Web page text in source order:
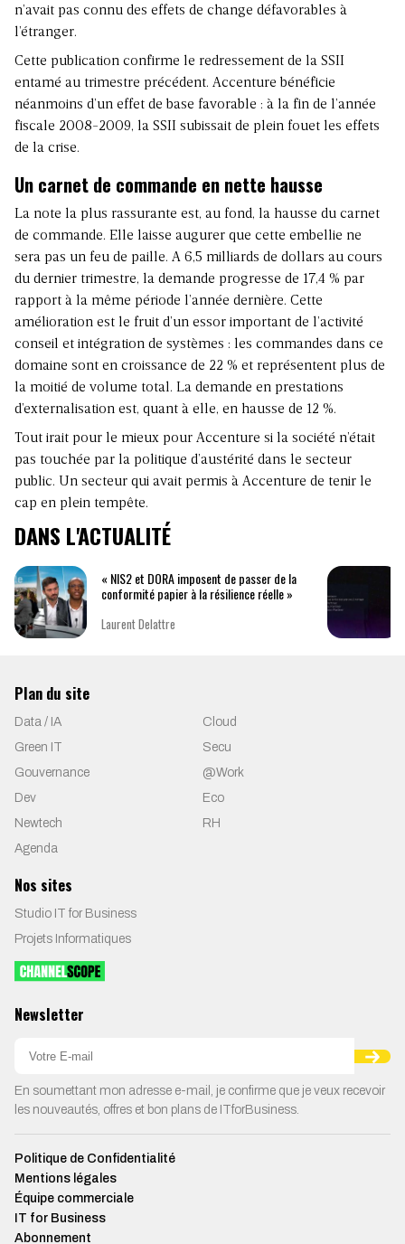
n’avait pas connu des effets de change défavorables à
l’étranger.
Cette publication confirme le redressement de la SSII
entamé au trimestre précédent. Accenture bénéficie
néanmoins d’un effet de base favorable : à la fin de l’année
fiscale 2008-2009, la SSII subissait de plein fouet les effets
de la crise.
Un carnet de commande en nette hausse
La note la plus rassurante est, au fond, la hausse du carnet
de commande. Elle laisse augurer que cette embellie ne
sera pas un feu de paille. A 6,5 milliards de dollars au cours
du dernier trimestre, la demande progresse de 17,4 % par
rapport à la même période l’année dernière. Cette
amélioration est le fruit d’un essor important de l’activité
conseil et intégration de systèmes : les commandes dans ce
domaine sont en croissance de 22 % et représentent plus de
la moitié de volume total. La demande en prestations
d’externalisation est, quant à elle, en hausse de 12 %.
Tout irait pour le mieux pour Accenture si la société n’était
pas touchée par la politique d’austérité dans le secteur
public. Un secteur qui avait permis à Accenture de tenir le
cap en plein tempête.
DANS L'ACTUALITÉ
« NIS2 et DORA imposent de passer de la
conformité papier à la résilience réelle »
Laurent Delattre
Plan du site
Data / IA
Cloud
Green IT
Secu
Gouvernance
@Work
Dev
Eco
Newtech
RH
Agenda
Nos sites
Studio IT for Business
Projets Informatiques
Newsletter
En soumettant mon adresse e-mail, je confirme que je veux recevoir
les nouveautés, offres et bon plans de ITforBusiness.
Politique de Confidentialité
Mentions légales
Équipe commerciale
IT for Business
Abonnement